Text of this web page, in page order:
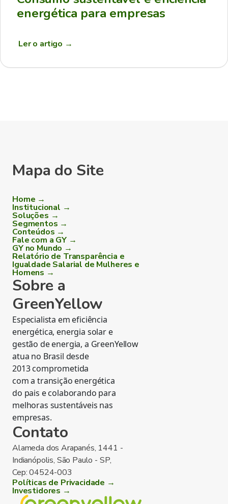
energética para empresas
Ler o artigo →
Mapa do Site
Home →
Institucional →
Soluções →
Segmentos →
Conteúdos →
Fale com a GY →
GY no Mundo →
Relatório de Transparência e
Igualdade Salarial de Mulheres e
Homens →
Sobre a
GreenYellow
Especialista em eficiência
energética, energia solar e
gestão de energia, a GreenYellow
atua no Brasil desde
2013 comprometida
com a transição energética
do pais e colaborando para
melhoras sustentáveis nas
empresas.
Contato
Alameda dos Arapanés, 1441 -
Indianópolis, São Paulo - SP,
Cep: 04524-003
Políticas de Privacidade →
Investidores →